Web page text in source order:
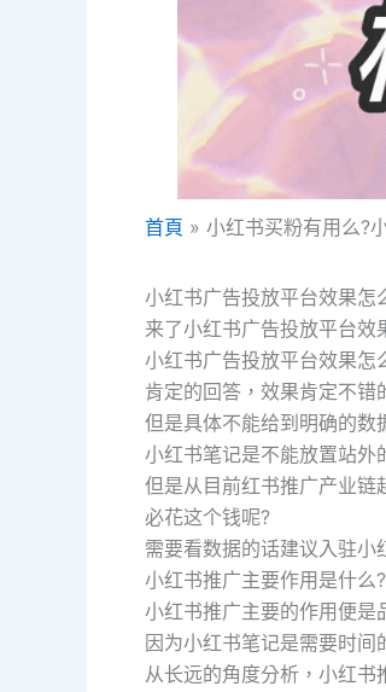
首頁 小红书买粉有用么?
小红书广告投放平台效果怎
来了小红书广告投放平台效
小红书广告投放平台效果怎
肯定的回答，效果肯定不错
但是具体不能给到明确的数
小红书笔记是不能放置站外
但是从目前红书推广产业链
必花这个钱呢?
需要看数据的话建议入驻
小红书推广主要作用是什么?
小红书推广主要的作用便是
因为小红书笔记是需要时间
从长远的角度分析，小红书